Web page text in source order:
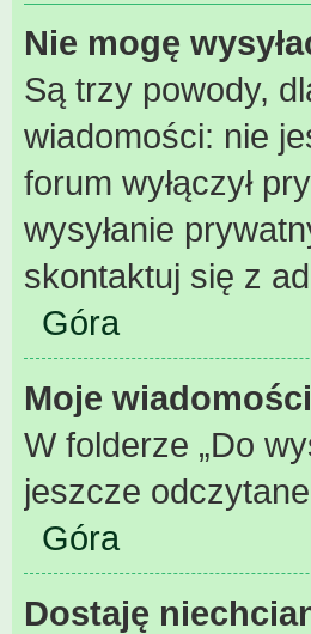
Nie mogę
Są trzy powody,
wiadomości: nie
forum wyłączył
wysyłanie
skontaktuj się z
Góra
Moje
W folderze „Do
jeszcze
Góra
Dostaję